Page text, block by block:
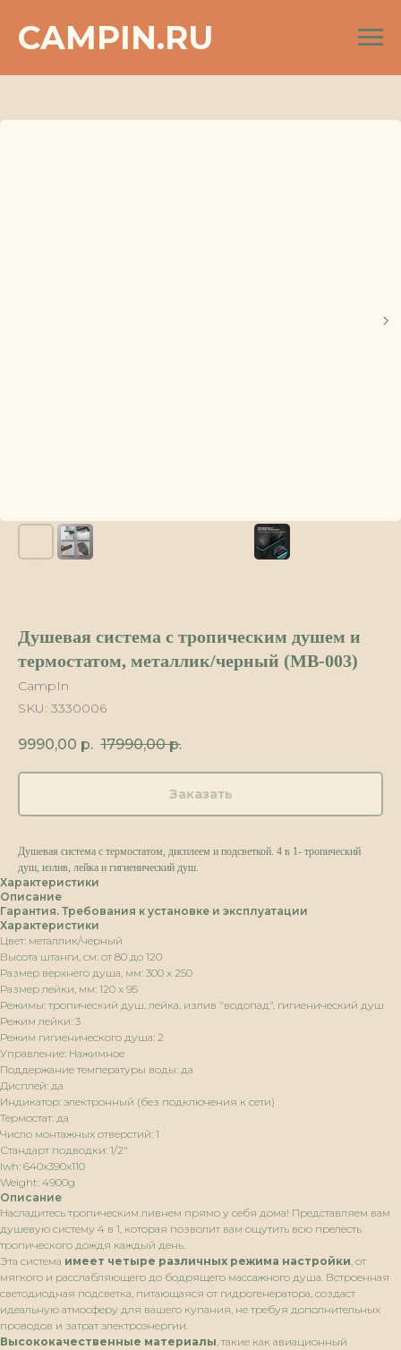
CAMPIN.RU
Душевая система с тропическим душем и
термостатом, металлик/черный (MB-003)
CampIn
SKU: 3330006
9990,00 р. 17990,00 р.
Заказать
Душевая система с термостатом, дисплеем и подсветкой. 4 в 1- тропический
душ, излив, лейка и гигиенический душ.
Характеристики
Описание
Гарантия. Требования к установке и эксплуатации
Характеристики
Цвет: металлик/черный
Высота штанги, см: от 80 до 120
Размер верхнего душа, мм: 300 х 250
Размер лейки, мм: 120 х 95
Режимы: тропический душ, лейка, излив "водопад", гигиенический душ
Режим лейки: 3
Режим гигиенического душа: 2
Управление: Нажимное
Поддержание температуры воды: да
Дисплей: да
Индикатор: электронный (без подключения к сети)
Термостат: да
Число монтажных отверстий: 1
Стандарт подводки: 1/2"
lwh: 640x390x110
Weight: 4900g
Описание
Насладитесь тропическим ливнем прямо у себя дома! Представляем вам
душевую систему 4 в 1, которая позволит вам ощутить всю прелесть
тропического дождя каждый день.
Эта система имеет четыре различных режима настройки, от
мягкого и расслабляющего до бодрящего массажного душа. Встроенная
светодиодная подсветка, питающаяся от гидрогенератора, создаст
идеальную атмосферу для вашего купания, не требуя дополнительных
проводов и затрат электроэнергии.
Высококачественные материалы, такие как авиационный